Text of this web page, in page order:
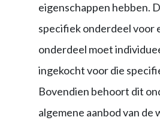
eigenschappen hebben.
specifiek onderdeel voor
onderdeel moet
ingekocht voor die
Bovendien behoort dit
algemene aanbod van de